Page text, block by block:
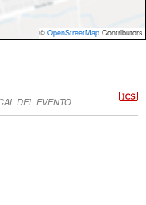
© OpenStreetMap Contributors
DEL EVENTO